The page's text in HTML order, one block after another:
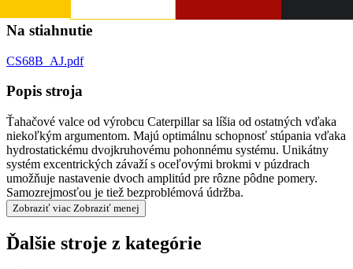
Na stiahnutie
CS68B_AJ.pdf
Popis stroja
Ťahačové valce od výrobcu Caterpillar sa líšia od ostatných vďaka
niekoľkým argumentom. Majú optimálnu schopnosť stúpania vďaka
hydrostatickému dvojkruhovému pohonnému systému. Unikátny
systém excentrických závaží s oceľovými brokmi v púzdrach
umožňuje nastavenie dvoch amplitúd pre rôzne pôdne pomery.
Samozrejmosťou je tiež bezproblémová údržba.
Zobraziť viac Zobraziť menej
Ďalšie stroje z kategórie